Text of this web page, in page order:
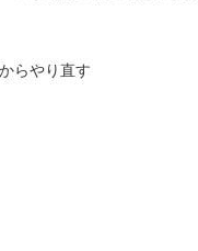
らやり直す